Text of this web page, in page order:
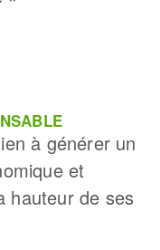
à générer un
et
hauteur de ses